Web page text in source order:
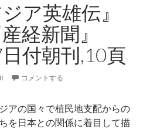
ア英雄伝』
経新聞』
付朝刊,10頁
コメントする
アの国々で植民地支配からの
を日本との関係に着目して描